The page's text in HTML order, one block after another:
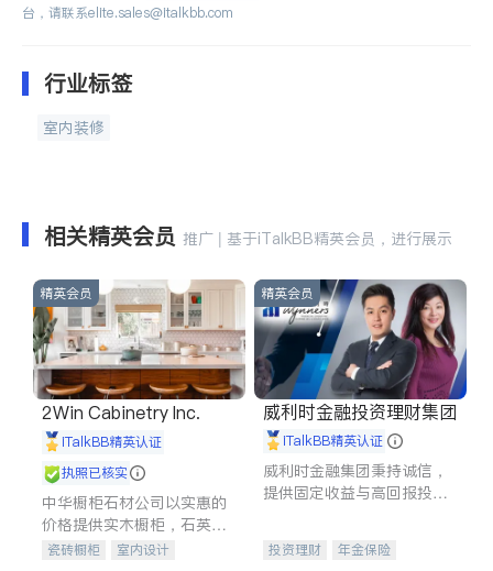
台，请联系elite.sales@italkbb.com
行业标签
室内装修
相关精英会员 推广 | 基于iTalkBB精英会员，进行展示
精英会员
2Win Cabinetry Inc.
iTalkBB精英认证
执照已核实
中华橱柜石材公司以实惠的
价格提供实木橱柜，石英石
台面，多种优质不锈钢水
瓷砖橱柜
室内设计
精英会员
威利时金融投资理财集团
iTalkBB精英认证
威利时金融集团秉持诚信，
提供固定收益与高回报投资
合，助力客户实现目标
投资理财
年金保险